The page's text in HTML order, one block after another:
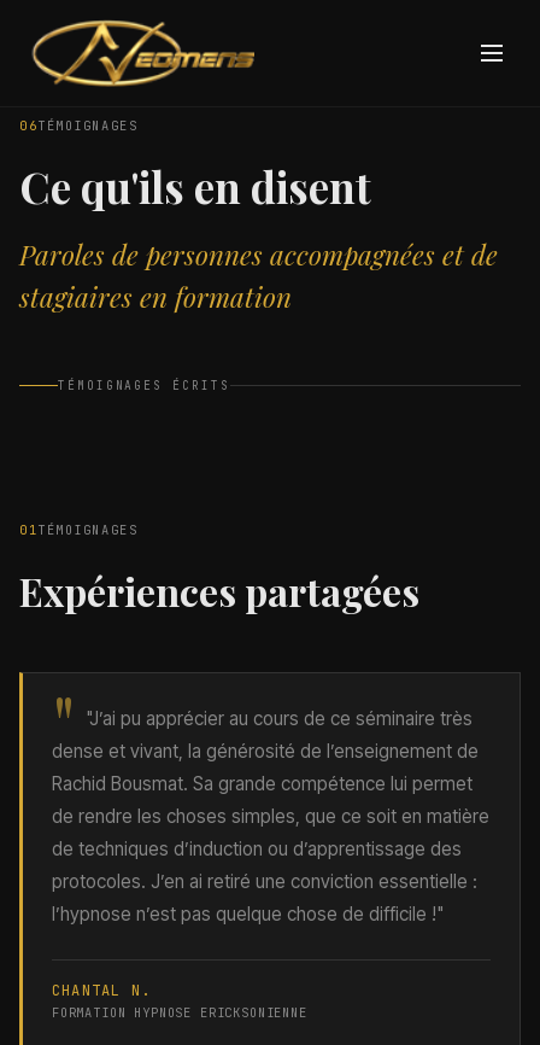
06TÉMOIGNAGES
Ce qu'ils en disent
Paroles de personnes accompagnées et de
stagiaires en formation
TÉMOIGNAGES ÉCRITS
01TÉMOIGNAGES
Expériences partagées
" "J’ai pu apprécier au cours de ce séminaire très
dense et vivant, la générosité de l’enseignement de
Rachid Bousmat. Sa grande compétence lui permet
de rendre les choses simples, que ce soit en matière
de techniques d’induction ou d’apprentissage des
protocoles. J’en ai retiré une conviction essentielle :
l’hypnose n’est pas quelque chose de difficile !"
CHANTAL N.
FORMATION HYPNOSE ERICKSONIENNE